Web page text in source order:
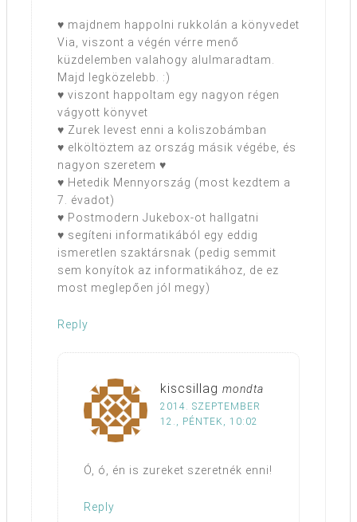
♥ majdnem happolni rukkolán a könyvedet
Via, viszont a végén vérre menő
küzdelemben valahogy alulmaradtam.
Majd legközelebb. :)
♥ viszont happoltam egy nagyon régen
vágyott könyvet
♥ Zurek levest enni a koliszobámban
♥ elköltöztem az ország másik végébe, és
nagyon szeretem ♥
♥ Hetedik Mennyország (most kezdtem a
7. évadot)
♥ Postmodern Jukebox-ot hallgatni
♥ segíteni informatikából egy eddig
ismeretlen szaktársnak (pedig semmit
sem konyítok az informatikához, de ez
most meglepően jól megy)
Reply
kiscsillag mondta
2014. SZEPTEMBER
12., PÉNTEK, 10:02
Ó, ó, én is zureket szeretnék enni!
Reply